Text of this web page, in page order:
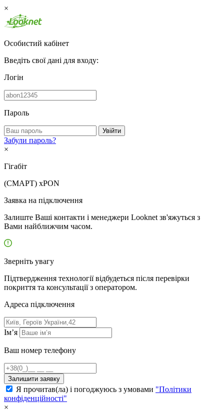
×
Особистий кабінет
Введіть свої дані для входу:
Логін
Пароль
Увійти
Забули пароль?
×
Гігабіт
(СМАРТ) xPON
Заявка на підключення
Залиште Ваші контакти і менеджери Looknet зв'яжуться з
Вами найближчим часом.
Зверніть увагу
Підтвердження технології відбудеться після перевірки
покриття та консультації з оператором.
Адресa підключення
Ім’я
Ваш номер телефону
Залишити заявку
Я прочитав(ла) і погоджуюсь з умовами "Політики
конфіденційності"
×